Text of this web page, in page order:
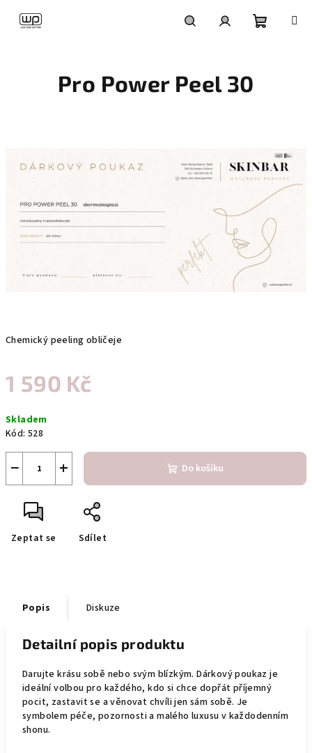
Chemický peeling obličeje
1 590 Kč
cena:
Skladem
Kód: 528
+
− Do košíku
Zeptat se Sdílet
Pro Power Peel 30
Popis Diskuze
Detailní popis produktu
Darujte krásu sobě nebo svým blízkým. Dárkový poukaz je
ideální volbou pro každého, kdo si chce dopřát příjemný
pocit, zastavit se a věnovat chvíli jen sám sobě. Je
symbolem péče, pozornosti a malého luxusu v každodenním
shonu.